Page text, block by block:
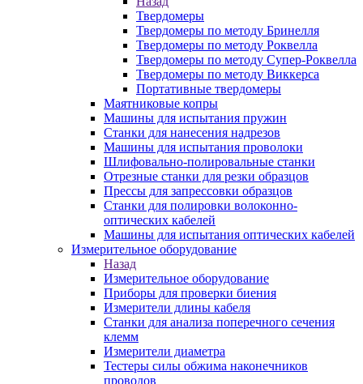
Твердомеры
Твердомеры по методу Бринелля
Твердомеры по методу Роквелла
Твердомеры по методу Супер-Роквелла
Твердомеры по методу Виккерса
Портативные твердомеры
Маятниковые копры
Машины для испытания пружин
Станки для нанесения надрезов
Машины для испытания проволоки
Шлифовально-полировальные станки
Отрезные станки для резки образцов
Прессы для запрессовки образцов
Станки для полировки волоконно-
оптических кабелей
Машины для испытания оптических кабелей
Измерительное оборудование
Назад
Измерительное оборудование
Приборы для проверки биения
Измерители длины кабеля
Станки для анализа поперечного сечения
клемм
Измерители диаметра
Тестеры силы обжима наконечников
проводов